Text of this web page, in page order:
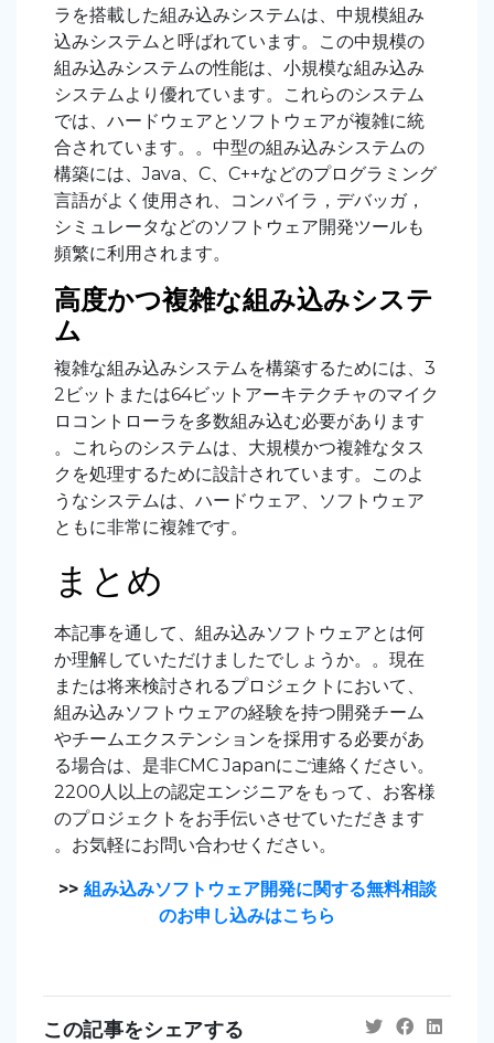
ラを搭載した組み込みシステムは、中規模組み
込みシステムと呼ばれています。この中規模の
組み込みシステムの性能は、小規模な組み込み
システムより優れています。これらのシステム
では、ハードウェアとソフトウェアが複雑に統
合されています。。中型の組み込みシステムの
構築には、Java、C、C++などのプログラミング
言語がよく使用され、コンパイラ，デバッガ，
シミュレータなどのソフトウェア開発ツールも
頻繁に利用されます。
高度かつ複雑な組み込みシステ
ム
複雑な組み込みシステムを構築するためには、3
2ビットまたは64ビットアーキテクチャのマイク
ロコントローラを多数組み込む必要があります
。これらのシステムは、大規模かつ複雑なタス
クを処理するために設計されています。このよ
うなシステムは、ハードウェア、ソフトウェア
ともに非常に複雑です。
まとめ
本記事を通して、組み込みソフトウェアとは何
か理解していただけましたでしょうか。。現在
または将来検討されるプロジェクトにおいて、
組み込みソフトウェアの経験を持つ開発チーム
やチームエクステンションを採用する必要があ
る場合は、是非CMC Japanにご連絡ください。
2200人以上の認定エンジニアをもって、お客様
のプロジェクトをお手伝いさせていただきます
。お気軽にお問い合わせください。
>> 組み込みソフトウェア開発に関する無料相談
のお申し込みはこちら
この記事をシェアする